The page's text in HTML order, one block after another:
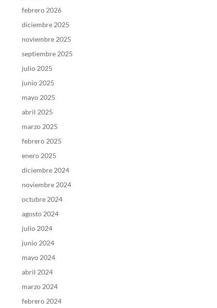
febrero 2026
diciembre 2025
noviembre 2025
septiembre 2025
julio 2025
junio 2025
mayo 2025
abril 2025
marzo 2025
febrero 2025
enero 2025
diciembre 2024
noviembre 2024
octubre 2024
agosto 2024
julio 2024
junio 2024
mayo 2024
abril 2024
marzo 2024
febrero 2024